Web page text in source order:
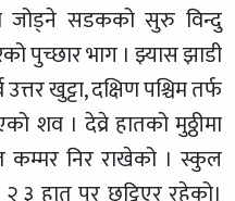
जोड्ने सडकको सुरु विन्दु
पुच्छार भाग । झ्यास झाडी
खुट्टा, दक्षिण पश्चिम तर्फ
शव । देव्रे हातको मुठ्ठीमा
कम्मर निर राखेको । स्कुल